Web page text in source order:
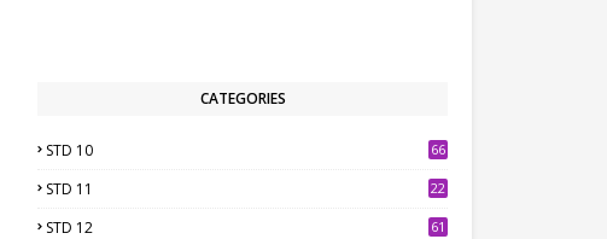
CATEGORIES
STD 10 66
STD 11 22
STD 12 61